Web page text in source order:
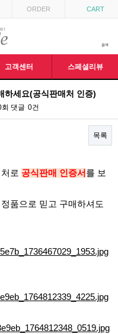
ORDER CART
검색
고객센터 스페셜리뷰
하세요(공식판매처 인증)
댓글 0건
목록
로 공식판매 인증서 를 보
품으로 믿고 구매하셔도